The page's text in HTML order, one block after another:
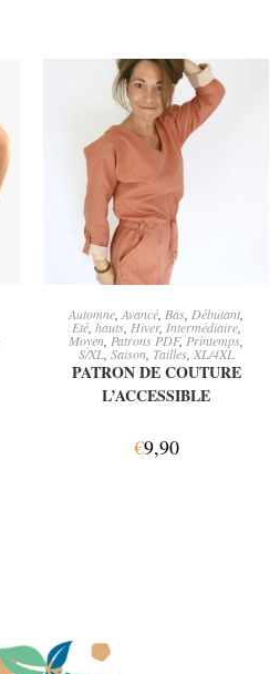
AJOUTER AU PANIER
Automne Avancé Bas Débutant
Eté, hauts, Hiver, Intermédiaire,
Moyen Patrons PDF, Printemps
S/XL, Saison, Tailles, XL/4XL
PATRON DE COUTURE
L’ACCESSIBLE
€9,90